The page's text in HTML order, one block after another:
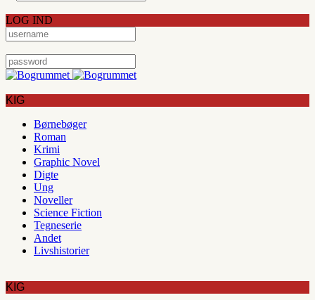
LOG IND
KIG
Børnebøger
Roman
Krimi
Graphic Novel
Digte
Ung
Noveller
Science Fiction
Tegneserie
Andet
Livshistorier
KIG